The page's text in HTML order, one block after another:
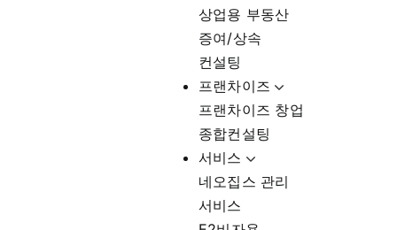
상업용 부동산
증여/상속
컨설팅
프랜차이즈
프랜차이즈 창업
종합컨설팅
서비스
네오집스 관리
서비스